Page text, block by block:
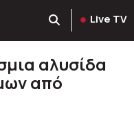
Live TV
αλυσίδα
από